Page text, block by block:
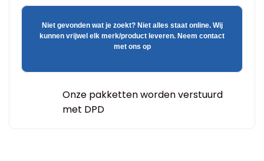
Niet gevonden wat je zoekt? Niet alles staat online. Wij
kunnen vrijwel elk merk/product leveren. Neem contact
met ons op
Onze pakketten worden verstuurd
met DPD